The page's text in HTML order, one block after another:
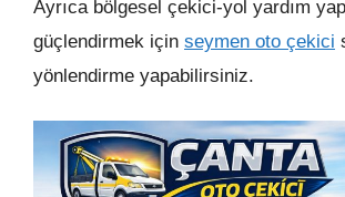
Ayrıca bölgesel çekici-yol yardım
güçlendirmek için seymen oto çekici
yönlendirme yapabilirsiniz.